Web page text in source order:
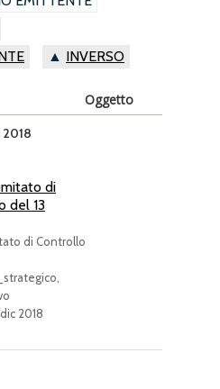
INVERSO
Oggetto
di
del 13
di Controllo
2018